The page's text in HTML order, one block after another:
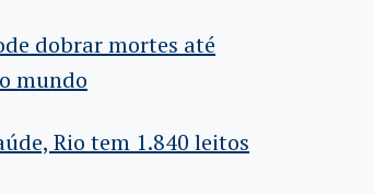
dobrar mortes até
mundo
Rio tem 1.840 leitos